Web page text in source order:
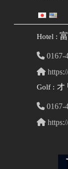
Hotel :
0167-
Golf : オ
0167-